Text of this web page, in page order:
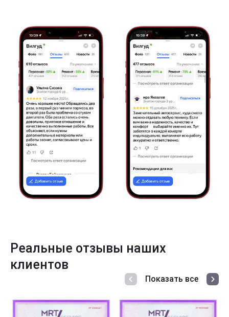
Реальные отзывы наших
клиентов
Показать все